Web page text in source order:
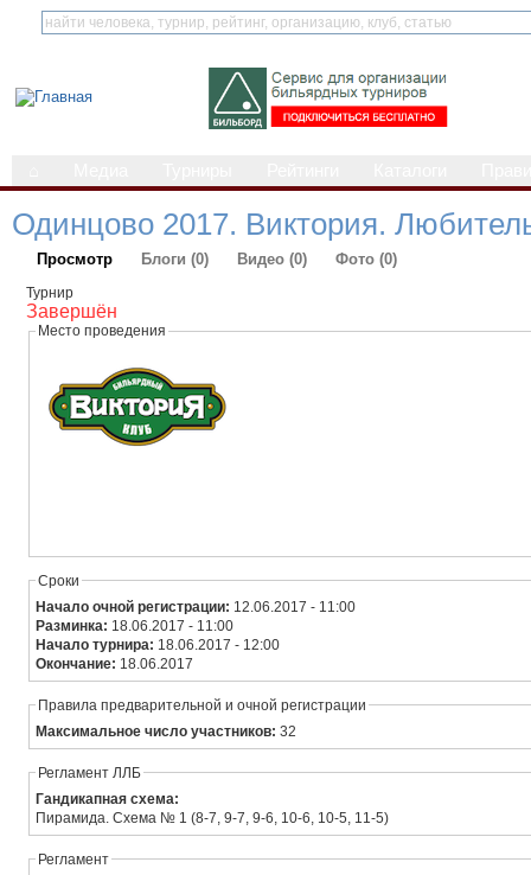
Одинцово 2017. Виктория.
Просмотр Блоги (0) Видео (0) Фото (0)
Турнир
Завершён
Место проведения
Сроки
Начало очной регистрации: 12.06.2017 - 11:00
Разминка: 18.06.2017 - 11:00
Начало турнира: 18.06.2017 - 12:00
Окончание: 18.06.2017
Правила предварительной и очной регистрации
Максимальное число участников:32
Регламент ЛЛБ
Гандикапная схема:
Пирамида. Схема № 1 (8-7, 9-7, 9-6, 10-6, 10-5, 11-5)
Регламент